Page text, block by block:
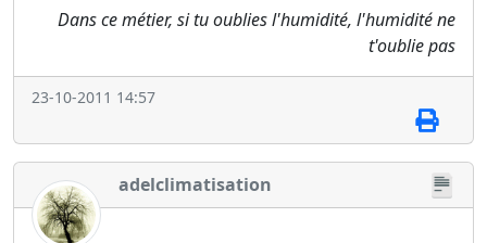
Dans ce métier, si tu oublies l'humidité, l'humidité ne
t'oublie pas
23-10-2011 14:57
adelclimatisation